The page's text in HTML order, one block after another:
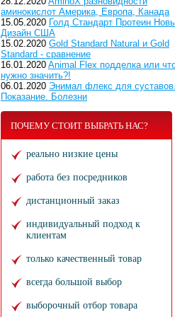
аминокислот Америка, Европа, Канада
15.05.2020 Голд Стандарт Протеин
Дизайн США
15.02.2020 Gold Standard Natural и Gold
Standard - сравнение
16.01.2020 Animal Flex подделка или
нужно значить?!
06.01.2020 Энимал флекс для суставов.
Показание. Болезни
ПОЧЕМУ СТОИТ ВЫБРАТЬ НАС?
реально низкие цены
работа без посредников
дистанционный заказ
индивидуальный подход к
клиентам
только качественный товар
всегда большой выбор
выборочный отбор товара